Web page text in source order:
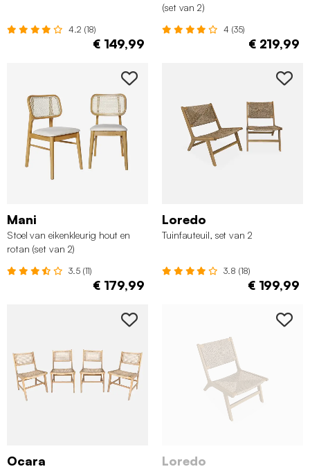
4.2 (18)
€ 149,99
(set van 2)
4 (35)
€ 219,99
Mani
Stoel van eikenkleurig hout en
rotan (set van 2)
3.5 (11)
€ 179,99
Loredo
Tuinfauteuil, set van 2
3.8 (18)
€ 199,99
Ocara Loredo